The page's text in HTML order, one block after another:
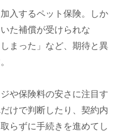
入するペット保険。しか
た補償が受けられな
まった」など、期待と異
や保険料の安さに注目す
けで判断したり、契約内
らずに手続きを進めてし